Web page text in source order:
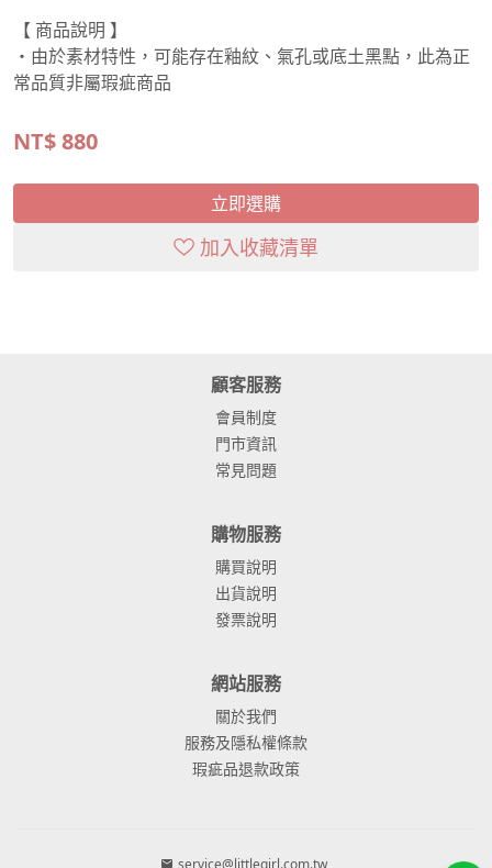
【 商品說明 】
・由於素材特性，可能存在釉紋、氣孔或底土黑點，此為正
常品質非屬瑕疵商品
NT$880
立即選購
加入收藏清單
顧客服務
會員制度
門市資訊
常見問題
購物服務
購買說明
出貨說明
發票說明
網站服務
關於我們
服務及隱私權條款
瑕疵品退款政策
service@littlegirl.com.tw